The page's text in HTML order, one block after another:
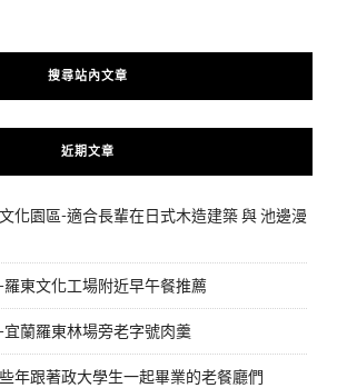
搜尋站內文章
近期文章
化園區-適合長輩在日式木造建築 與 池邊漫
羅東文化工場附近早午餐推薦
宜蘭羅東林場旁老字號肉羹
年跟著政大學生一起畢業的老餐廳們